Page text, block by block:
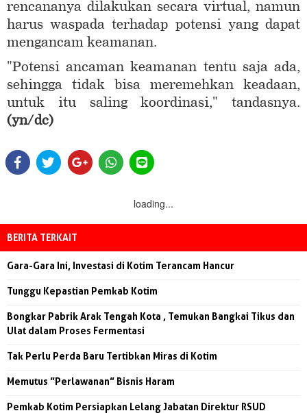
rencananya dilakukan secara virtual, namun
harus waspada terhadap potensi yang dapat
mengancam keamanan.
"Potensi ancaman keamanan tentu saja ada,
sehingga tidak bisa meremehkan keadaan,
untuk itu saling koordinasi," tandasnya.
(yn/dc)
loading...
BERITA TERKAIT
Gara-Gara Ini, Investasi di Kotim Terancam Hancur
Tunggu Kepastian Pemkab Kotim
Bongkar Pabrik Arak Tengah Kota , Temukan Bangkai Tikus dan
Ulat dalam Proses Fermentasi
Tak Perlu Perda Baru Tertibkan Miras di Kotim
Memutus ”Perlawanan” Bisnis Haram
Pemkab Kotim Persiapkan Lelang Jabatan Direktur RSUD